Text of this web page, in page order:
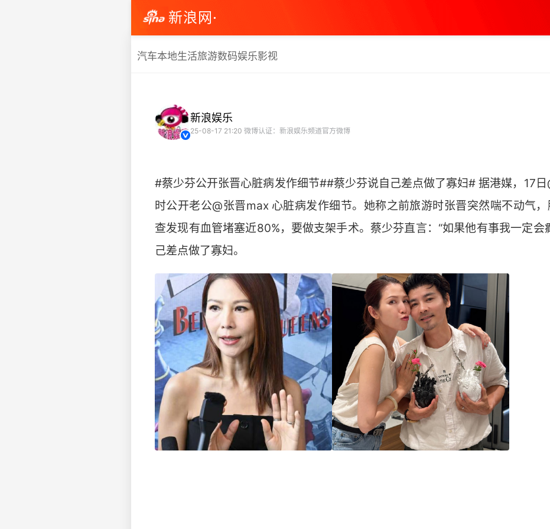
新浪网·
汽车本地生活旅游数码娱乐影视
新浪娱乐
25-08-17 21:20 微博认证：新浪娱乐频道官方微博
#蔡少芬公开张晋心脏病发作细节##蔡少芬说自己差点做了寡妇# 据港媒，17日
时公开老公@张晋max 心脏病发作细节。她称之前旅游时张晋突然喘不动气
查发现有血管堵塞近80%，要做支架手术。蔡少芬直言：“如果他有事我一定会
己差点做了寡妇。 ​